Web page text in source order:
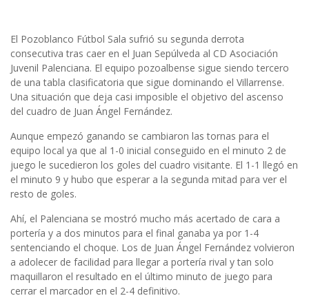
El Pozoblanco Fútbol Sala sufrió su segunda derrota
consecutiva tras caer en el Juan Sepúlveda al CD Asociación
Juvenil Palenciana. El equipo pozoalbense sigue siendo tercero
de una tabla clasificatoria que sigue dominando el Villarrense.
Una situación que deja casi imposible el objetivo del ascenso
del cuadro de Juan Ángel Fernández.
Aunque empezó ganando se cambiaron las tornas para el
equipo local ya que al 1-0 inicial conseguido en el minuto 2 de
juego le sucedieron los goles del cuadro visitante. El 1-1 llegó en
el minuto 9 y hubo que esperar a la segunda mitad para ver el
resto de goles.
Ahí, el Palenciana se mostró mucho más acertado de cara a
portería y a dos minutos para el final ganaba ya por 1-4
sentenciando el choque. Los de Juan Ángel Fernández volvieron
a adolecer de facilidad para llegar a portería rival y tan solo
maquillaron el resultado en el último minuto de juego para
cerrar el marcador en el 2-4 definitivo.